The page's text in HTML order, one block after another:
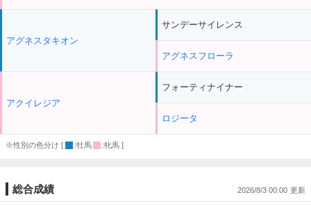
アグネスタキオン
アクイレジア
サンデーサイレンス
アグネスフローラ
フォーティナイナー
ロジータ
※性別の色分け [ :牡馬 :牝馬 ]
総合成績 2026/8/3 00:00